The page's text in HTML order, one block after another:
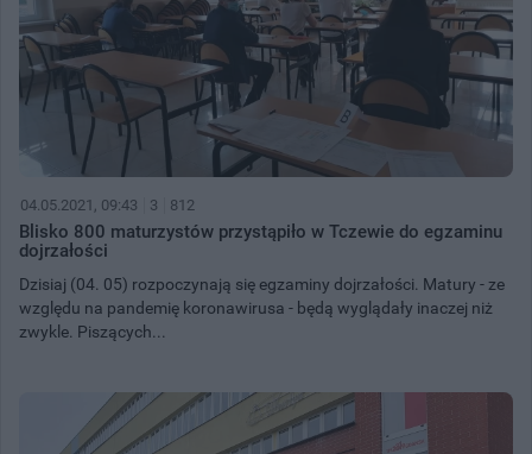
04.05.2021, 09:43 3 812
Blisko 800 maturzystów przystąpiło w Tczewie do egzaminu
dojrzałości
Dzisiaj (04. 05) rozpoczynają się egzaminy dojrzałości. Matury - ze
względu na pandemię koronawirusa - będą wyglądały inaczej niż
zwykle. Piszących...